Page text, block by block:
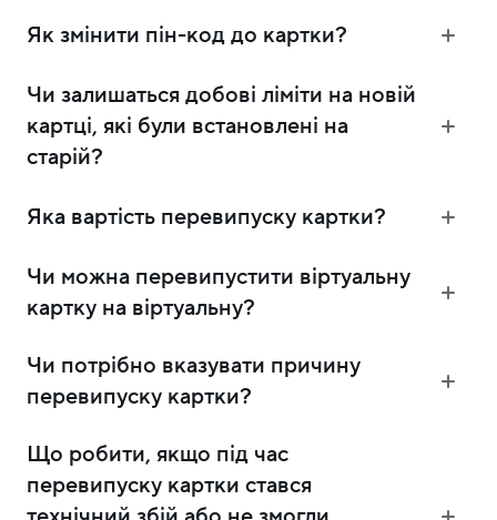
Як змінити пін-код до картки?
Чи залишаться добові ліміти на новій
картці, які були встановлені на
старій?
Яка вартість перевипуску картки?
Чи можна перевипустити віртуальну
картку на віртуальну?
Чи потрібно вказувати причину
перевипуску картки?
Що робити, якщо під час
перевипуску картки стався